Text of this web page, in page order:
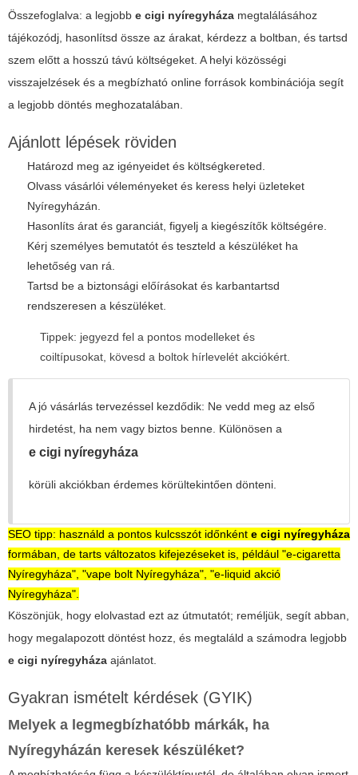
Összefoglalva: a legjobb e cigi nyíregyháza megtalálásához
tájékozódj, hasonlítsd össze az árakat, kérdezz a boltban, és tartsd
szem előtt a hosszú távú költségeket. A helyi közösségi
visszajelzések és a megbízható online források kombinációja segít
a legjobb döntés meghozatalában.
Ajánlott lépések röviden
Határozd meg az igényeidet és költségkereted.
Olvass vásárlói véleményeket és keress helyi üzleteket
Nyíregyházán.
Hasonlíts árat és garanciát, figyelj a kiegészítők költségére.
Kérj személyes bemutatót és teszteld a készüléket ha
lehetőség van rá.
Tartsd be a biztonsági előírásokat és karbantartsd
rendszeresen a készüléket.
Tippek: jegyezd fel a pontos modelleket és
coiltípusokat, kövesd a boltok hírlevelét akciókért.
A jó vásárlás tervezéssel kezdődik: Ne vedd meg az első
hirdetést, ha nem vagy biztos benne. Különösen a
e cigi nyíregyháza
körüli akciókban érdemes körültekintően dönteni.
SEO tipp: használd a pontos kulcsszót időnként e cigi nyíregyháza
formában, de tarts változatos kifejezéseket is, például "e-cigaretta
Nyíregyháza", "vape bolt Nyíregyháza", "e-liquid akció
Nyíregyháza".
Köszönjük, hogy elolvastad ezt az útmutatót; reméljük, segít abban,
hogy megalapozott döntést hozz, és megtaláld a számodra legjobb
e cigi nyíregyháza ajánlatot.
Gyakran ismételt kérdések (GYIK)
Melyek a legmegbízhatóbb márkák, ha
Nyíregyházán keresek készüléket?